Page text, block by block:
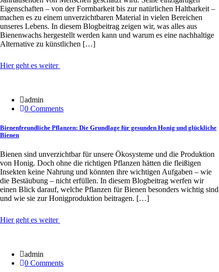
Eigenschaften – von der Formbarkeit bis zur natürlichen Haltbarkeit –
machen es zu einem unverzichtbaren Material in vielen Bereichen
unseres Lebens. In diesem Blogbeitrag zeigen wir, was alles aus
Bienenwachs hergestellt werden kann und warum es eine nachhaltige
Alternative zu künstlichen […]
Hier geht es weiter
admin
0 Comments
Bienenfreundliche Pflanzen: Die Grundlage für gesunden Honig und glückliche
Bienen
Bienen sind unverzichtbar für unsere Ökosysteme und die Produktion
von Honig. Doch ohne die richtigen Pflanzen hätten die fleißigen
Insekten keine Nahrung und könnten ihre wichtigen Aufgaben – wie
die Bestäubung – nicht erfüllen. In diesem Blogbeitrag werfen wir
einen Blick darauf, welche Pflanzen für Bienen besonders wichtig sind
und wie sie zur Honigproduktion beitragen. […]
Hier geht es weiter
admin
0 Comments